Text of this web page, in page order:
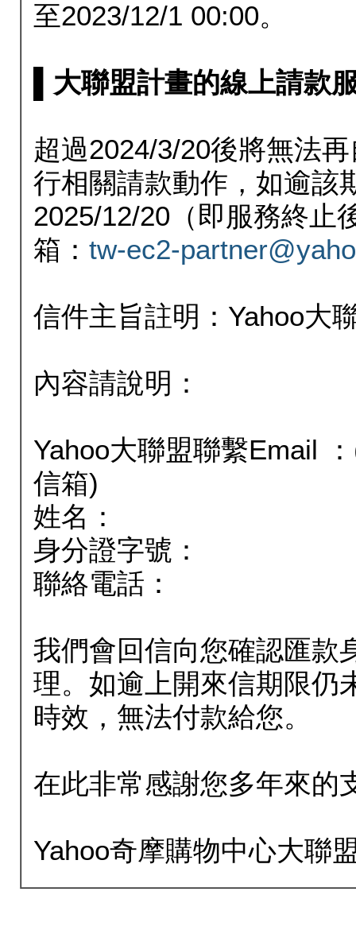
至2023/12/1 00:00。
▌大聯盟計畫的線上請款
超過2024/3/20後將無法
行相關請款動作，如逾該
2025/12/20（即服務終止
箱： tw-ec2-
信件主旨註明：Yahoo大
內容請說明：
Yahoo大聯盟聯繫Email
信箱)
姓名：
身分證字號：
聯絡電話：
我們會回信向您確認匯款
理。如逾上開來信期限仍
時效，無法付款給您。
在此非常感謝您多年來的
Yahoo奇摩購物中心大